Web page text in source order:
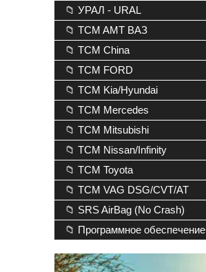
📁 УРАЛ - URAL
📁 TCM AMT ВАЗ
📁 TCM China
📁 TCM FORD
📁 TCM Kia/Hyundai
📁 TCM Mercedes
📁 TCM Mitsubishi
📁 TCM Nissan/Infinity
📁 TCM Toyota
📁 TCM VAG DSG/CVT/AT
📁 SRS AirBag (No Crash)
📁 Программное обеспечение